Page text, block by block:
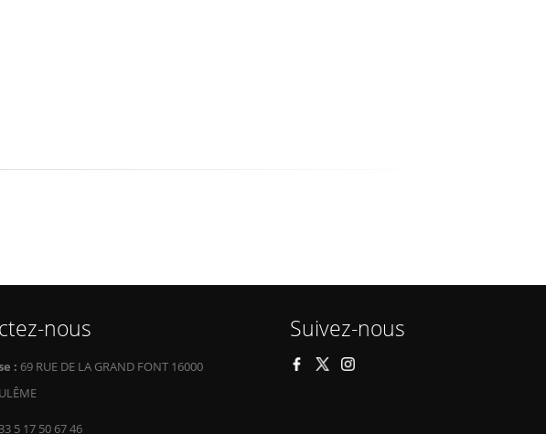
nous
: 69 RUE DE LA GRAND FONT 16000
5 17 50 67 46
Suivez-nous